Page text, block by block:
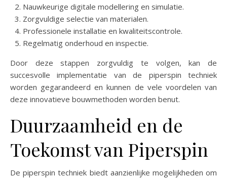
Nauwkeurige digitale modellering en simulatie.
Zorgvuldige selectie van materialen.
Professionele installatie en kwaliteitscontrole.
Regelmatig onderhoud en inspectie.
Door deze stappen zorgvuldig te volgen, kan de
succesvolle implementatie van de piperspin techniek
worden gegarandeerd en kunnen de vele voordelen van
deze innovatieve bouwmethoden worden benut.
Duurzaamheid en de
Toekomst van Piperspin
De piperspin techniek biedt aanzienlijke mogelijkheden om